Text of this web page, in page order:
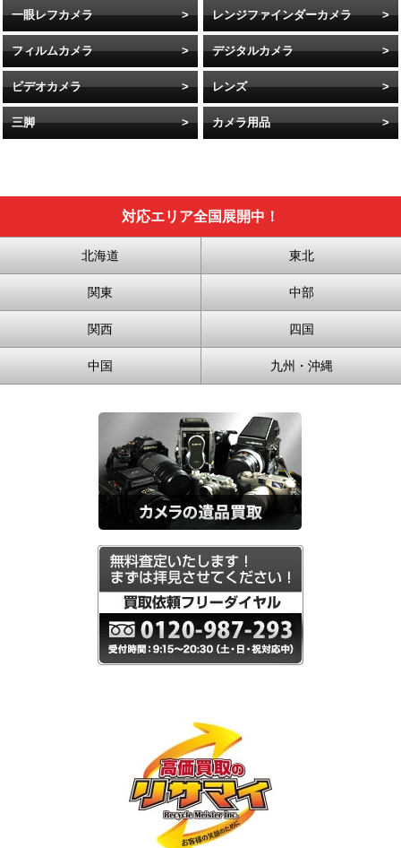
一眼レフカメラ レンジファインダーカメラ
フィルムカメラ デジタルカメラ
ビデオカメラ レンズ
三脚 カメラ用品
対応エリア全国展開中！
北海道 東北
関東 中部
関西 四国
中国 九州・沖縄